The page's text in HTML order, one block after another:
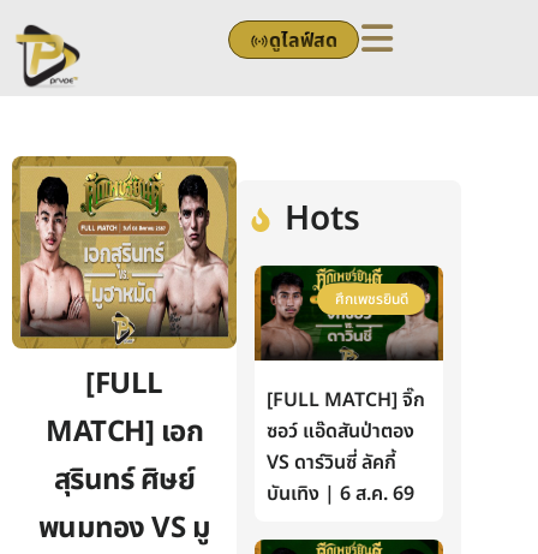
to
content
ดูไลฟ์สด
[FULL
MATCH] เอก
สุรินทร์ ศิษย์
พนมทอง VS มู
Hots
ศึกเพชรยินดี
[FULL MATCH] จิ๊ก
ซอว์ แอ๊ดสันป่าตอง
VS ดาร์วินซี่ ลัคกี้
บันเทิง | 6 ส.ค. 69